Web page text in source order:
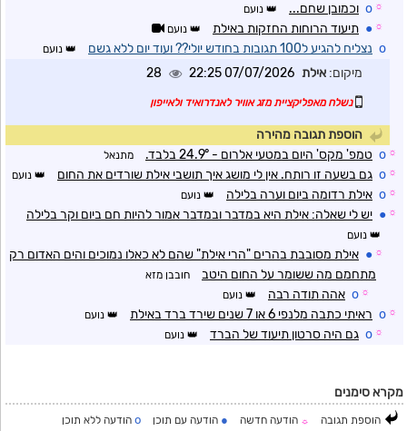
☼
o וכמובן שחם... נועם
☼
● תיעוד הרוחות החזקות באילת נועם
o נצליח להגיע ל100 תגובות בחודש יולי?? ועוד יום ללא גשם נועם
מיקום: אילת 07/07/2026 22:25
28
נשלח מאפליקציית מזג אוויר לאנדרואיד ולאייפון
הוספת תגובה מהירה
☼
o טמפ' מקס' היום במטעי אלרום - 24.9° בלבד. מתנאל
☼
o גם בשעה זו רותח. אין לי מושג איך תושבי אילת שורדים את החום נועם
☼
o אילת רדומה ביום וערה בלילה נועם
☼
● יש לי שאלה: אילת היא במדבר ובמדבר אמור להיות חם ביום וקר בלילה
נועם
☼
● אילת מסובבת בהרים "הרי אילת" שהם לא כאלו נמוכים והים האדום רק
מתחמם מה ששומר על החום היטב
חובבן מזא
☼
o אהה תודה רבה נועם
☼
o ראיתי כתבה מלנפי 6 או 7 שנים שירד ברד באילת נועם
☼
o גם היה סרטון תיעוד של הברד נועם
מקרא סימנים
הוספת תגובה ☼ הודעה חדשה ● הודעה עם תוכן o הודעה ללא תוכן